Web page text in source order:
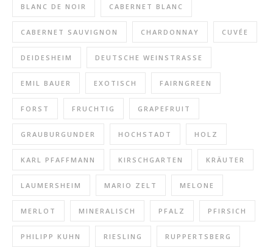
BLANC DE NOIR CABERNET BLANC
CABERNET SAUVIGNON CHARDONNAY CUVÉE
DEIDESHEIM DEUTSCHE WEINSTRASSE
EMIL BAUER EXOTISCH FAIRNGREEN
FORST FRUCHTIG GRAPEFRUIT
GRAUBURGUNDER HOCHSTADT HOLZ
KARL PFAFFMANN KIRSCHGARTEN KRÄUTER
LAUMERSHEIM MARIO ZELT MELONE
MERLOT MINERALISCH PFALZ PFIRSICH
PHILIPP KUHN RIESLING RUPPERTSBERG